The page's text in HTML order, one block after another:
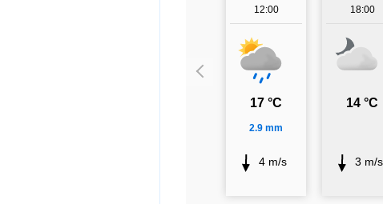
12:00
17 °C
2.9 mm
4 m/s
18:00
14 °C
3 m/s